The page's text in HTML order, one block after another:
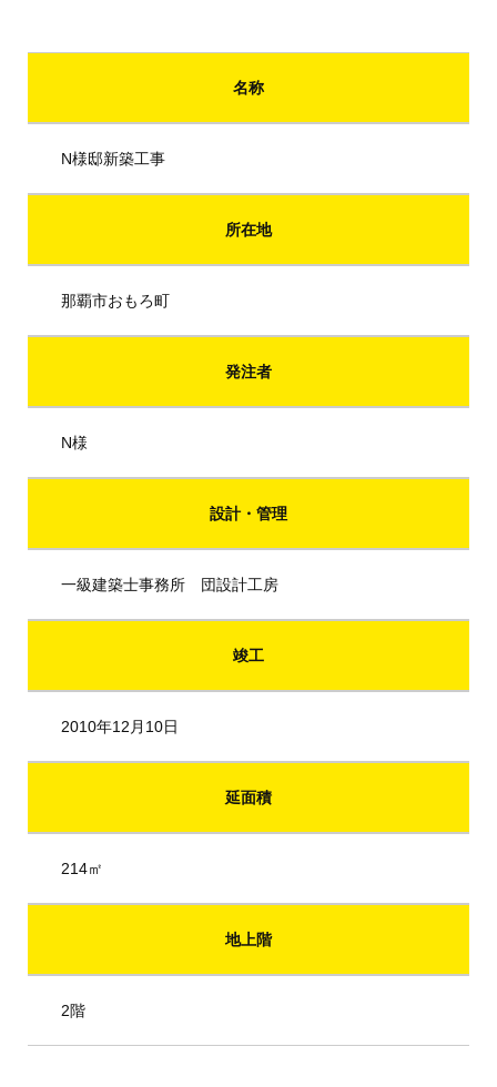
名称
N様邸新築工事
所在地
那覇市おもろ町
発注者
N様
設計・管理
一級建築士事務所 団設計工房
竣工
2010年12月10日
延面積
214㎡
地上階
2階